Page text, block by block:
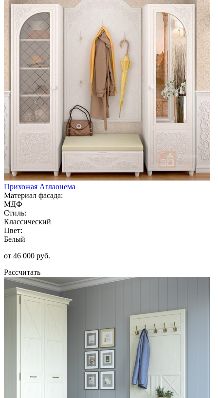
Прихожая Аглаонема
Материал фасада:
МДФ
Стиль:
Классический
Цвет:
Белый
от 46 000 руб.
Рассчитать